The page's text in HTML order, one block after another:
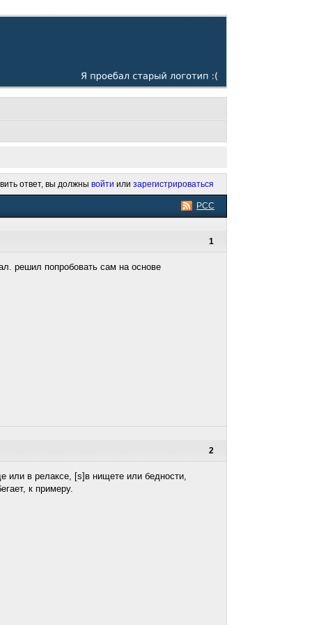
ответ, вы должны войти или зарегистрироваться
РСС
1
решил попробовать сам на основе
2
или в релаксе, [s]в нищете или бедности,
к примеру.